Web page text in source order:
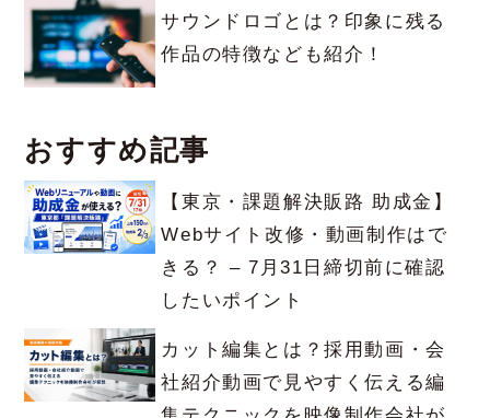
サウンドロゴとは？印象に残る
作品の特徴なども紹介！
おすすめ記事
【東京・課題解決販路 助成金】
Webサイト改修・動画制作はで
きる？ – 7月31日締切前に確認
したいポイント
カット編集とは？採用動画・会
社紹介動画で見やすく伝える編